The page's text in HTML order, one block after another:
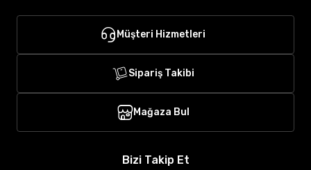
Müşteri Hizmetleri
Sipariş Takibi
Mağaza Bul
Bizi Takip Et